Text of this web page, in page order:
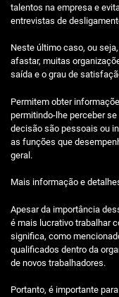
talentos na empresa e
entrevistas de
Neste último caso, ou
afastar, muitas
saída e o grau de
Permitem obter
permitindo-lhe perceber
decisão são pessoais ou
as funções que
geral.
Mais informação e
Apesar da importância
é mais lucrativo trabalhar
significa, como
qualificados dentro da
de novos trabalhadores.
Portanto, é importante